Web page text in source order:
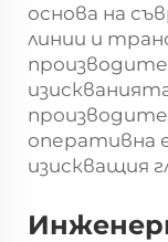
основа на
линии и
оперативна
изискващия